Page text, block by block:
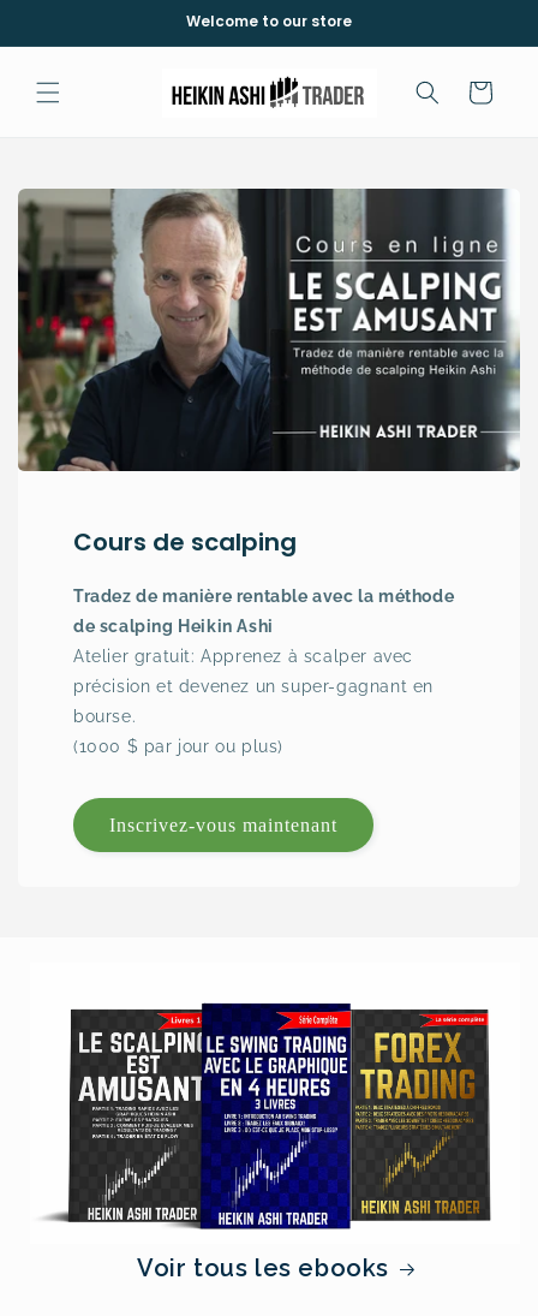
Welcome to our store
Cart
Cours de scalping
Tradez de manière rentable avec la méthode
de scalping Heikin Ashi
Atelier gratuit: Apprenez à scalper avec
précision et devenez un super-gagnant en
bourse.
(1000 $ par jour ou plus)
Inscrivez-vous maintenant
Voir tous les ebooks